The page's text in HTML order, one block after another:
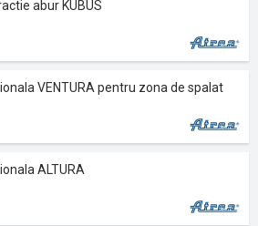
abur KUBUS
VENTURA pentru zona de spalat
ALTURA